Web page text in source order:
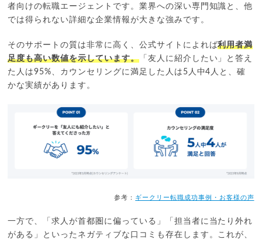
者向けの転職エージェントです。業界への深い専門知識と、他
では得られない詳細な企業情報が大きな強みです。
そのサポートの質は非常に高く、公式サイトによれば利用者満
足度も高い数値を示しています。「友人に紹介したい」と答え
た人は95%、カウンセリングに満足した人は5人中4人と、確
かな実績があります。
参考： ギークリー転職成功事例・お客様の声
一方で、「求人が首都圏に偏っている」「担当者に当たり外れ
がある」といったネガティブな口コミも存在します。これが、